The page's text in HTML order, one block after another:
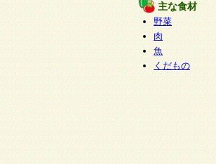
主な食材
野菜
肉
魚
くだもの